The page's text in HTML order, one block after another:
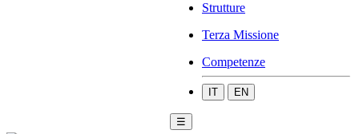
Strutture
Terza Missione
Competenze
IT EN
☰